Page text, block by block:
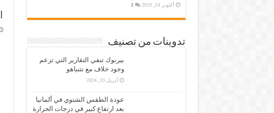
أكتوبر 24, 2019 1
تدوينات من تصنيف
بيربوك تنفي التقارير التي تزعم
وجود خلاف مع نتنياهو
أبريل 19, 2024
عودة الطقس الشتوي في ألمانيا
بعد ارتفاع كبير في درجات الحرارة